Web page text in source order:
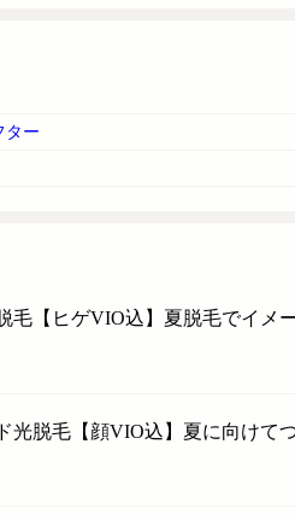
ター
毛【ヒゲVIO込】夏脱毛でイメ
光脱毛【顔VIO込】夏に向けて